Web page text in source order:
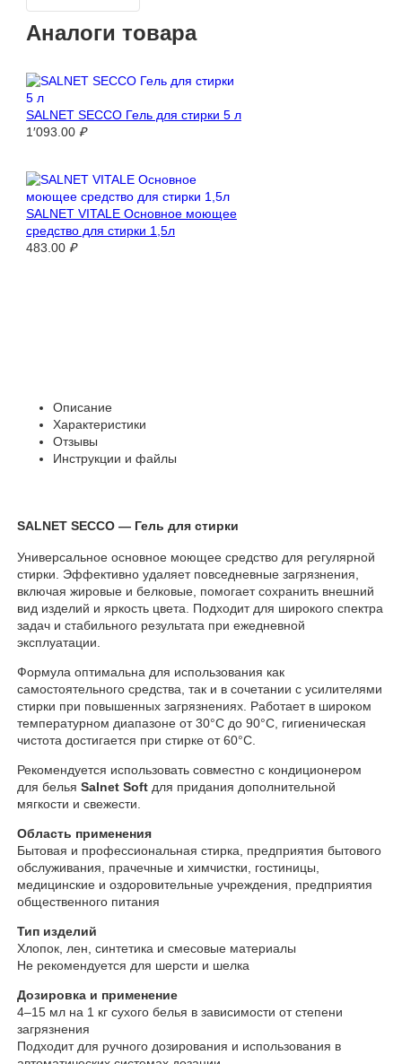
Аналоги товара
SALNET SECCO Гель для стирки 5 л
1′093.00 ₽
SALNET VITALE Основное моющее
средство для стирки 1,5л
483.00 ₽
Описание
Характеристики
Отзывы
Инструкции и файлы
SALNET SECCO — Гель для стирки
Универсальное основное моющее средство для регулярной
стирки. Эффективно удаляет повседневные загрязнения,
включая жировые и белковые, помогает сохранить внешний
вид изделий и яркость цвета. Подходит для широкого спектра
задач и стабильного результата при ежедневной
эксплуатации.
Формула оптимальна для использования как
самостоятельного средства, так и в сочетании с усилителями
стирки при повышенных загрязнениях. Работает в широком
температурном диапазоне от 30°С до 90°С, гигиеническая
чистота достигается при стирке от 60°С.
Рекомендуется использовать совместно с кондиционером
для белья Salnet Softдля придания дополнительной
мягкости и свежести.
Область применения
Бытовая и профессиональная стирка, предприятия бытового
обслуживания, прачечные и химчистки, гостиницы,
медицинские и оздоровительные учреждения, предприятия
общественного питания
Тип изделий
Хлопок, лен, синтетика и смесовые материалы
Не рекомендуется для шерсти и шелка
Дозировка и применение
4–15 мл на 1 кг сухого белья в зависимости от степени
загрязнения
Подходит для ручного дозирования и использования в